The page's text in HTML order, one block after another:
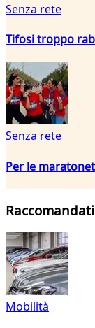
Senza rete
Tifosi troppo
Senza rete
Per le
Mobilità